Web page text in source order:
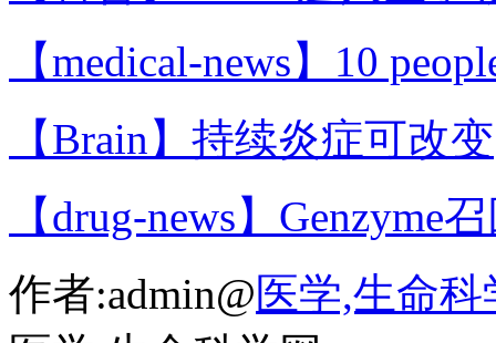
【medical-news】10
【Brain】持续炎症可改变
【drug-news】Genzyme
作者:admin@医学,生命科